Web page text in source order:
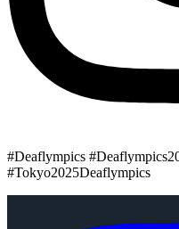
#Deaflympics
#Tokyo2025Deaflympics